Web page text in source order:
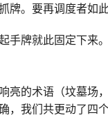
牌。要再调度者如
手牌就此固定下来
亮的术语（坟墓场
，我们共更动了四